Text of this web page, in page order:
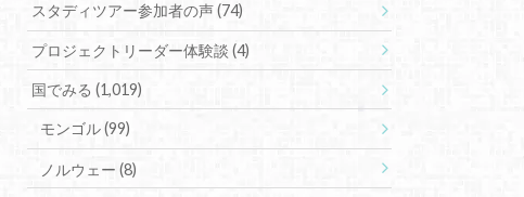
スタディツアー参加者の声(74)
プロジェクトリーダー体験談(4)
国でみる(1,019)
モンゴル(99)
ノルウェー (8)